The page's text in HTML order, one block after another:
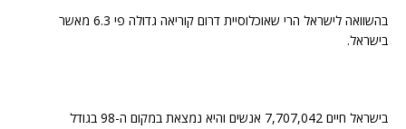
בהשוואה לישראל הרי שאוכלוסיית דרום קוריאה גדולה פי 6.3 מאשר
בישראל.
בישראל חיים 7,707,042 אנשים והיא נמצאת במקום ה-98 בגודל